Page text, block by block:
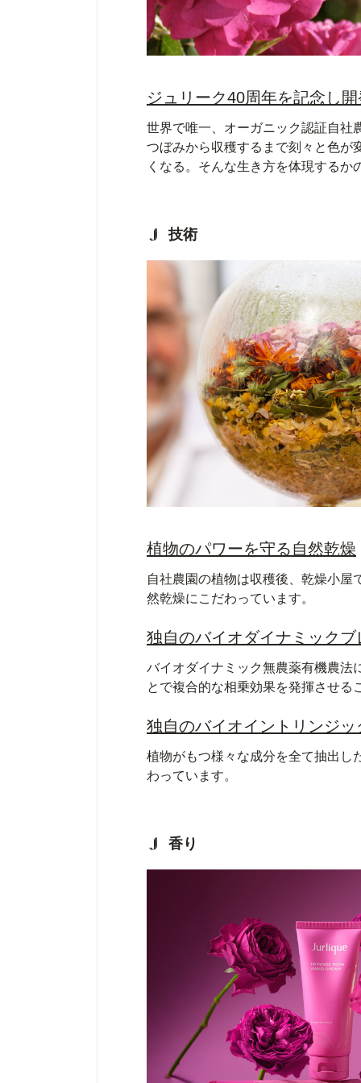
ジュリーク40周年を記念し
世界で唯一、オーガニック認証自社
つぼみから収穫するまで刻々と色が
くなる。そんな生き方を体現する
技術
植物のパワーを守る自然乾燥
自社農園の植物は収穫後、乾燥小
然乾燥にこだわっています。
独自のバイオダイナミックブ
バイオダイナミック無農薬有機農法
とで複合的な相乗効果を発揮させる
独自のバイオイントリンジッ
植物がもつ様々な成分を全て抽出し
わっています。
香り